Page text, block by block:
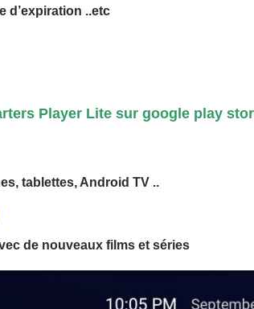
d’expiration ..etc
Player Lite sur google play
tablettes, Android TV ..
de nouveaux films et séries